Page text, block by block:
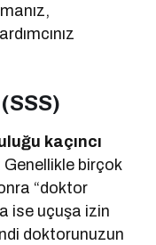
kaçıncı
Genellikle birçok
“doktor
ise uçuşa izin
doktorunuzun